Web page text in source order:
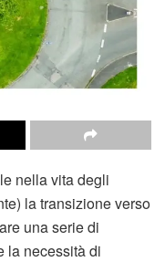
nella vita degli
la transizione verso
una serie di
la necessità di